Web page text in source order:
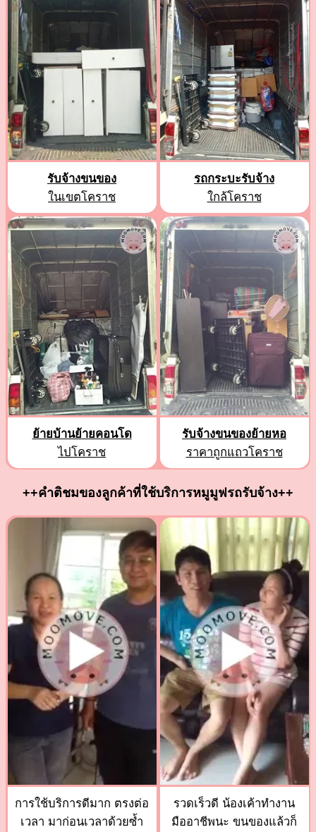
รับจ้างขนของ
ในเขตโคราช
รถกระบะรับจ้าง
ใกล้โคราช
ย้ายบ้านย้ายคอนโด
ไปโคราช
รับจ้างขนของย้ายหอ
ราคาถูกแถวโคราช
++คำติชมของลูกค้าที่ใช้บริการหมูมูฟรถรับจ้าง++
การใช้บริการดีมาก ตรงต่อ
เวลา มาก่อนเวลาด้วยซ้ำ
รวดเร็วดี น้องเค้าทำงาน
มืออาชีพนะ ขนของแล้วก็